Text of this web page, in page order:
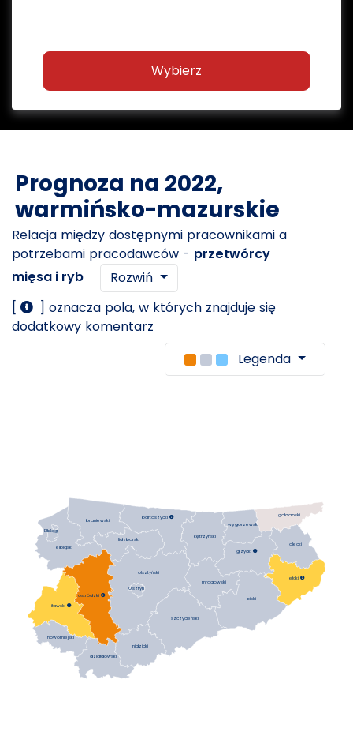
Wybierz
Prognoza na 2022,
warmińsko-mazurskie
Relacja między dostępnymi pracownikami a
potrzebami pracodawców - przetwórcy
mięsa i ryb
Rozwiń
[
] oznacza pola, w których znajduje się
dodatkowy komentarz
Legenda
bartoszycki
braniewski
działdowski
elbląski
ełcki
giżycki 
iławski 
kętrzyński
lidzbarski
mrągowski
nidzicki
nowomiejski
olecki
olsztyński
ostródzki 
piski
szczycieński
gołdapski
węgorzewski
Elbląg
Olsztyn